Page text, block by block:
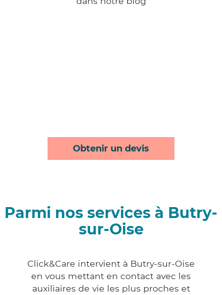
Obtenir un devis
Parmi nos services à Butry-
sur-Oise
Click&Care intervient à Butry-sur-Oise
en vous mettant en contact avec les
auxiliaires de vie les plus proches et